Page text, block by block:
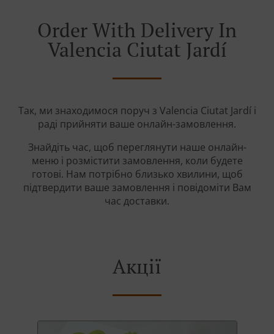
Order With Delivery In
Valencia Ciutat Jardí
Так, ми знаходимося поруч з Valencia Ciutat Jardí і
раді прийняти ваше онлайн-замовлення.
Знайдіть час, щоб переглянути наше онлайн-
меню і розмістити замовлення, коли будете
готові. Нам потрібно близько хвилини, щоб
підтвердити ваше замовлення і повідоміти Вам
час доставки.
Акції